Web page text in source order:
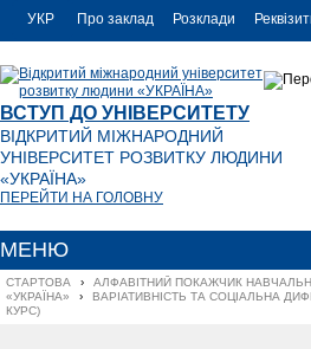
УКР
ENG
Про заклад Розклади
ВСТУП ДО УНІВЕРСИТЕТУ
ВІДКРИТИЙ МІЖНАРОДНИЙ
УНІВЕРСИТЕТ РОЗВИТКУ ЛЮДИНИ
«УКРАЇНА»
ПЕРЕЙТИ НА ГОЛОВНУ
МЕНЮ
СТАРТОВА ›
АЛФАВІТНИЙ ПОКАЖЧИК
«УКРАЇНА»
›
ВАРІАТИВНІСТЬ ТА СОЦІАЛЬНА
КУРС)